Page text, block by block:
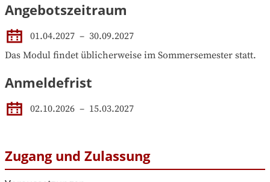
Angebotszeitraum
01.04.2027 – 30.09.2027
Das Modul findet üblicherweise im Sommersemester statt.
Anmeldefrist
02.10.2026 – 15.03.2027
Zugang und Zulassung